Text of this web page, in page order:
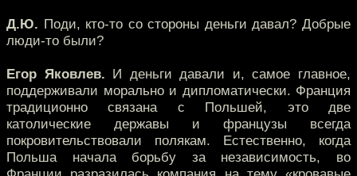
Д.Ю. Поди, кто-то со стороны деньги давал? Добрые
люди-то были?
Егор Яковлев. И деньги давали и, самое главное,
поддерживали морально и дипломатически. Франция
традиционно связана с Польшей, это две
католические державы и французы всегда
покровительствовали полякам. Естественно, когда
Польша начала борьбу за независимость, во